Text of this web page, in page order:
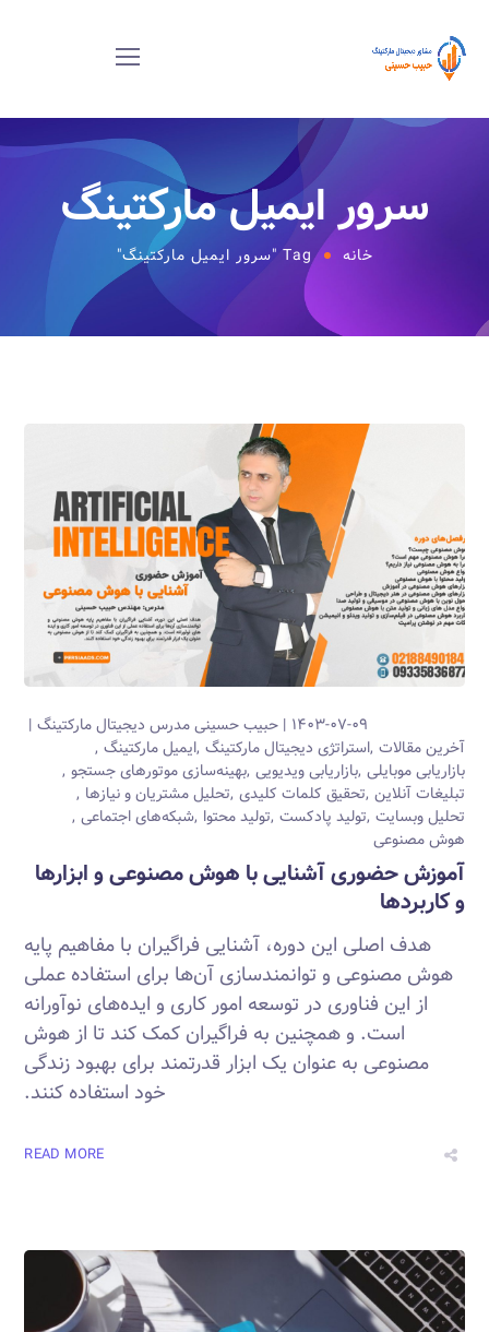
سرور ایمیل مارکتینگ
خانه Tag "سرور ایمیل مارکتینگ"
۱۴۰۳-۰۷-۰۹ حبیب حسینیمدرس دیجیتال مارکتینگ
آخرین مقالات استراتژی دیجیتال مارکتینگ ایمیل مارکتینگ
بازاریابی موبایلی بازاریابی ویدیویی بهینه‌سازی موتورهای جستجو
تبلیغات آنلاین تحقیق کلمات کلیدی تحلیل مشتریان و نیازها
تحلیل وبسایت تولید پادکست تولید محتوا شبکه‌های اجتماعی
هوش مصنوعی
آموزش حضوری آشنایی با هوش مصنوعی و ابزارها
و کاربردها
هدف اصلی این دوره، آشنایی فراگیران با مفاهیم پایه
هوش مصنوعی و توانمندسازی آن‌ها برای استفاده عملی
از این فناوری در توسعه امور کاری و ایده‌های نوآورانه
است. و همچنین به فراگیران کمک کند تا از هوش
مصنوعی به عنوان یک ابزار قدرتمند برای بهبود زندگی
خود استفاده کنند.
READ MORE